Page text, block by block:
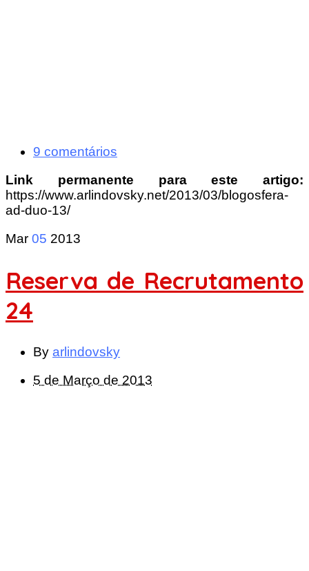
9 comentários
Link permanente para este artigo:
https://www.arlindovsky.net/2013/03/blogosfera-
ad-duo-13/
Mar 05 2013
Reserva de Recrutamento
24
By arlindovsky
5 de Março de 2013